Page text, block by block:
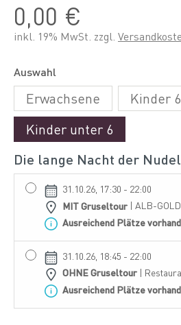
0,00 €
inkl. 19% MwSt. zzgl.
Auswahl
Erwachsene
Kinder
Kinder unter 6
Die lange Nacht der
31.10.26, 17:30 - 22:00
MIT Gruseltour | ALB-
Ausreichend Plätze
31.10.26, 18:45 - 22:00
OHNE Gruseltour |
Ausreichend Plätze